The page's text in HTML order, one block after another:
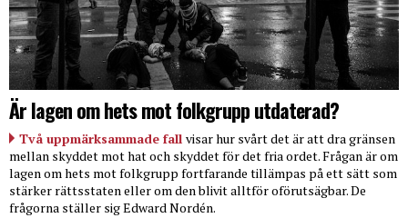
Är lagen om hets mot folkgrupp utdaterad?
Två uppmärksammade fall visar hur svårt det är att dra gränsen
mellan skyddet mot hat och skyddet för det fria ordet. Frågan är om
lagen om hets mot folkgrupp fortfarande tillämpas på ett sätt som
stärker rättsstaten eller om den blivit alltför oförutsägbar. De
frågorna ställer sig Edward Nordén.